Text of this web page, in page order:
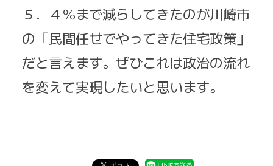
５．４％まで減らしてきたのが川崎市
の「民間任せでやってきた住宅政策」
だと言えます。ぜひこれは政治の流れ
を変えて実現したいと思います。